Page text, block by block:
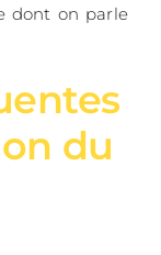
dont on parle
du